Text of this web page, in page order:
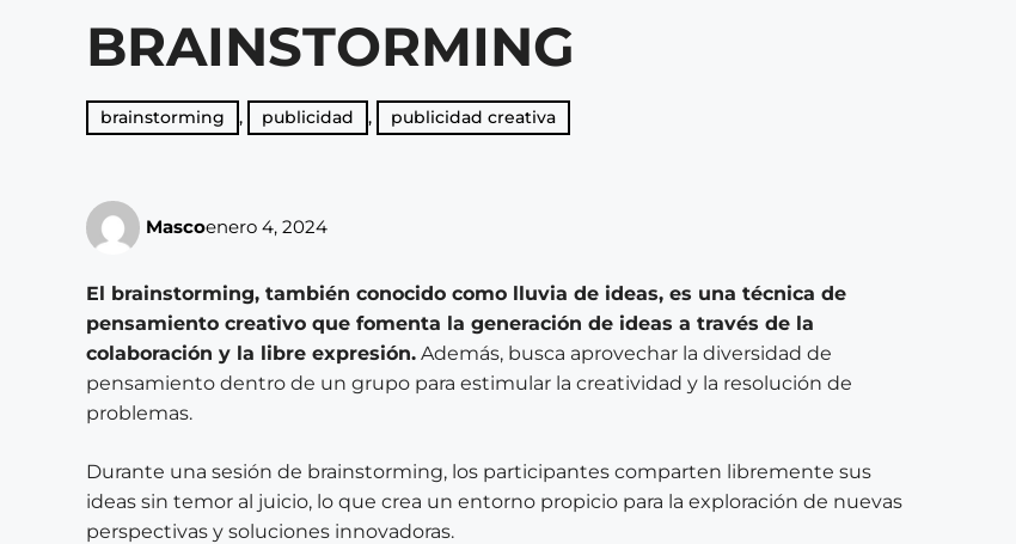
BRAINSTORMING
brainstorming , publicidad , publicidad creativa
Mascoenero 4, 2024
El brainstorming, también conocido como lluvia de ideas, es una técnica de
pensamiento creativo que fomenta la generación de ideas a través de la
colaboración y la libre expresión. Además, busca aprovechar la diversidad de
pensamiento dentro de un grupo para estimular la creatividad y la resolución de
problemas.
Durante una sesión de brainstorming, los participantes comparten libremente sus
ideas sin temor al juicio, lo que crea un entorno propicio para la exploración de nuevas
perspectivas y soluciones innovadoras.